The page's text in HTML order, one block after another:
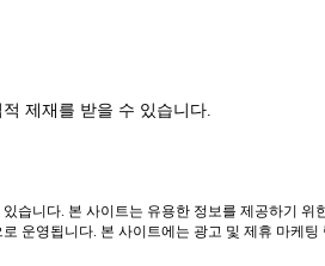
제재를 받을 수 있습니다.
니다. 본 사이트는 유용한 정보를 제공하기 위
운영됩니다. 본 사이트에는 광고 및 제휴 마케